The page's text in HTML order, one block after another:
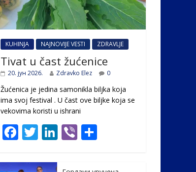
KUHINJA NAJNOVIJE VESTI ZDRAVLJE
Tivat u čast žućenice
20. јун 2026. Zdravko Elez 0
Žućenica je jedina samonikla biljka koja
ima svoj festival . U čast ovе biljke koja se
vekovima koristi u ishrani
F
e
T
itt
Li Vi